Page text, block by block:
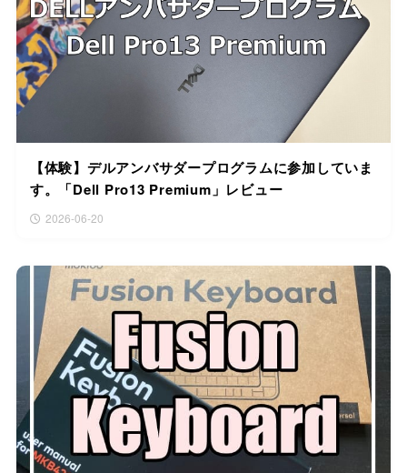
【体験】デルアンバサダープログラムに参加していま
す。「Dell Pro13 Premium」レビュー
2026-06-20